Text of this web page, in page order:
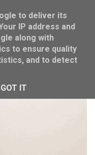
to deliver its
IP address and
along with
to ensure quality
and to detect
GOT IT